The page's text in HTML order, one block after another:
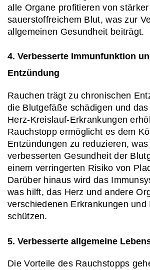
alle Organe profitieren von stärker
sauerstoffreichem Blut, was zur
allgemeinen Gesundheit beiträgt.
4. Verbesserte Immunfunktion
Entzündung
Rauchen trägt zu chronischen
die Blutgefäße schädigen und
Herz-Kreislauf-Erkrankungen
Rauchstopp ermöglicht es dem
Entzündungen zu reduzieren,
verbesserten Gesundheit der
einem verringerten Risiko von
Darüber hinaus wird das
was hilft, das Herz und andere
verschiedenen Erkrankungen und
schützen.
5. Verbesserte allgemeine
Die Vorteile des Rauchstopps